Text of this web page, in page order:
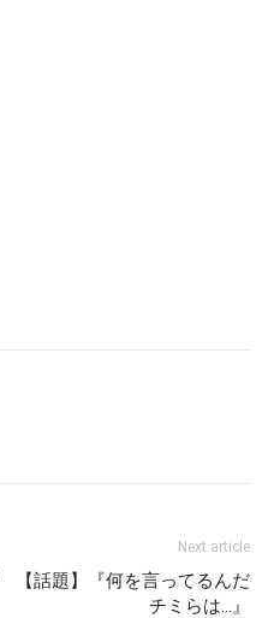
Next article
【話題】『何を言ってるんだ
チミらは…』